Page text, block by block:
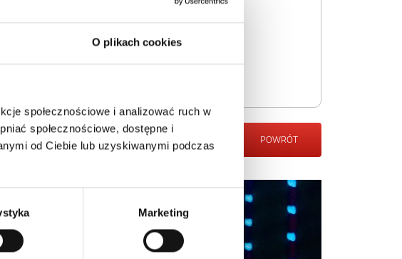
O plikach cookies
społecznościowe i analizować ruch w
społecznościowe, dostępne i
od Ciebie lub uzyskiwanymi podczas
Marketing
POWRÓT